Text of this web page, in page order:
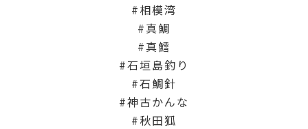
相模湾
真鯛
真鱈
石垣島釣り
石鯛針
神古かんな
秋田狐